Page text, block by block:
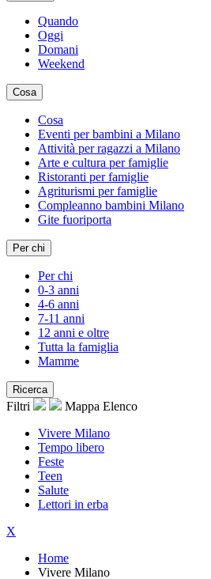
Quando
Oggi
Domani
Weekend
Cosa
Cosa
Eventi per bambini a Milano
Attività per ragazzi a Milano
Arte e cultura per famiglie
Ristoranti per famiglie
Agriturismi per famiglie
Compleanno bambini Milano
Gite fuoriporta
Per chi
Per chi
0-3 anni
4-6 anni
7-11 anni
12 anni e oltre
Tutta la famiglia
Mamme
Ricerca
Filtri Mappa Elenco
Vivere Milano
Tempo libero
Feste
Teen
Salute
Lettori in erba
X
Home
Vivere Milano